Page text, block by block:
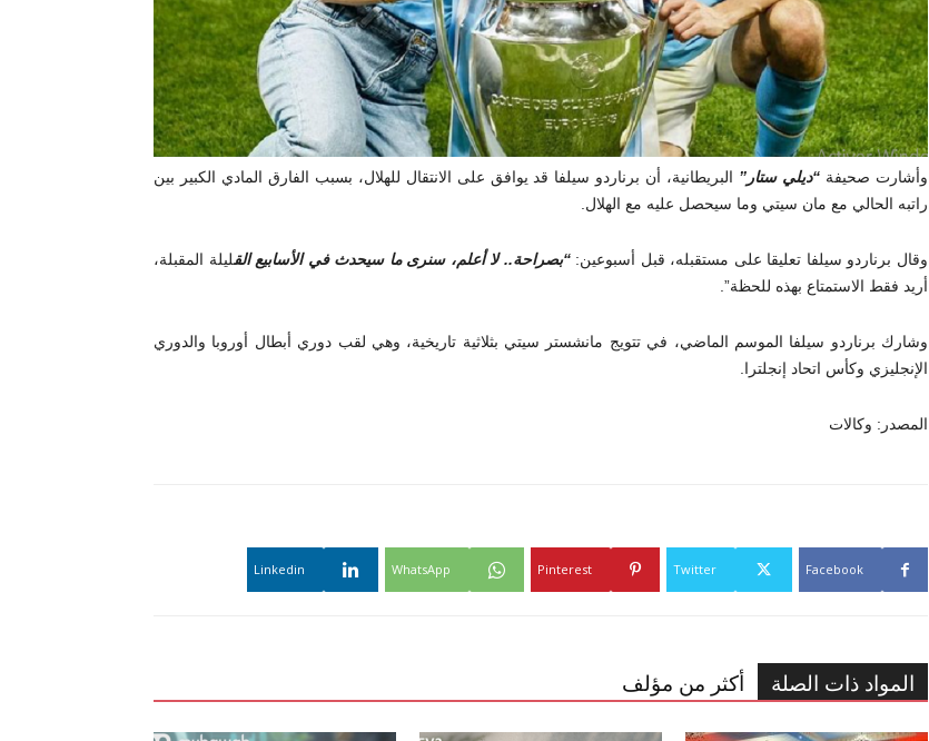
وأشارت صحيفة “ديلي ستار” البريطانية، أن برناردو سيلفا قد يوافق على الانتقال للهلال، بسبب الفارق المادي الكبير بين
راتبه الحالي مع مان سيتي وما سيحصل عليه مع الهلال.
وقال برناردو سيلفا تعليقا على مستقبله، قبل أسبوعين:“بصراحة.. لا أعلم، سنرى ما سيحدث في الأسابيع القليلة المقبلة،
أريد فقط الاستمتاع بهذه للحظة”.
وشارك برناردو سيلفا الموسم الماضي، في تتويج مانشستر سيتي بثلاثية تاريخية، وهي لقب دوري أبطال أوروبا والدوري
الإنجليزي وكأس اتحاد إنجلترا.
المصدر: وكالات
Facebook
Twitter
Pinterest
WhatsApp
Linkedin
المواد ذات الصلة أكثر من مؤلف